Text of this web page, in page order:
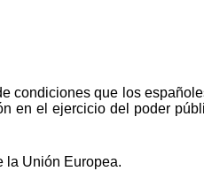
condiciones que los
en el ejercicio del poder
Unión Europea.